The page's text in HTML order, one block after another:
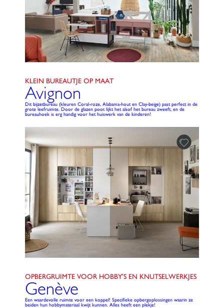
KLEIN BUREAUTJE OP MAAT
Avignon
Dit bijzetbureau (kleuren Coral-roze, Alabama-hout en Clay-beige) past perfect in de
grote leefruimte. Door de glazen poot lijkt het alsof het bureau zweeft, en de
bureauhoek is erg handig voor het huiswerk van de kinderen!
OPBERGRUIMTE VOOR HOBBY'S EN KNUTSELWERKJES
Genève
Een waardevolle ruimte voor een koppel! Specifieke opbergoplossingen waarin ze
beiden hun hobbymateriaal kwijt kunnen. Alles heeft een plekje!